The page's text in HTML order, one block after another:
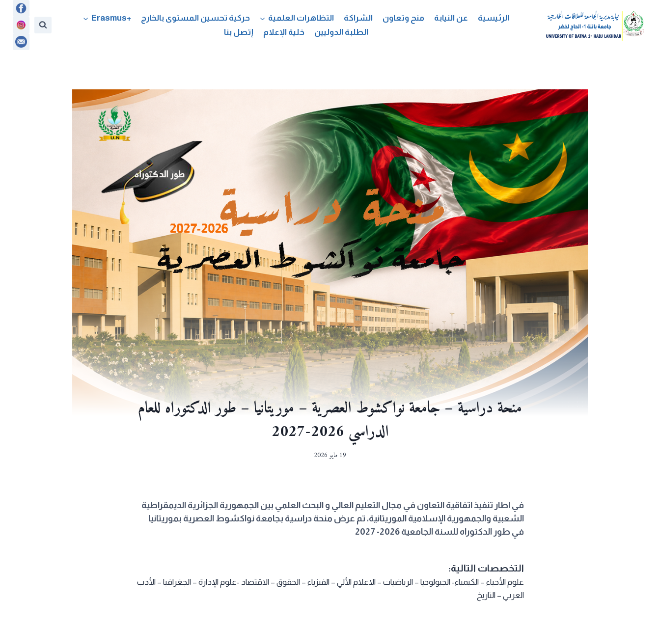
المحتوى
الرئيسية عن النيابة منح وتعاون الشراكة التظاهرات العلمية حركية تحسين المستوى بالخارج
+Erasmus
الطلبة الدوليين
خلية الإعلام إتصل بنا
منحة دراسية – جامعة نواكشوط العصرية – موريتانيا – طور الدكتوراه للعام
الدراسي 2026-2027
19 مايو 2026
في اطار تنفيذ اتفاقية التعاون في مجال التعليم العالي و البحث العلمي بين الجمهورية الجزائرية الديمقراطية
الشعبية والجمهورية الإسلامية الموريتانية، تم عرض منحة دراسية بجامعة نواكشوط العصرية بموريتانيا
في طور الدكتوراه للسنة الجامعية 2026- 2027
التخصصات التالية:
علوم الأحياء – الكيمياء- الجيولوجيا – الرياضيات – الاعلام الألي – الفيزياء – الحقوق – الاقتصاد -علوم الإدارة – الجغرافيا – الأدب
العربي – التاريخ